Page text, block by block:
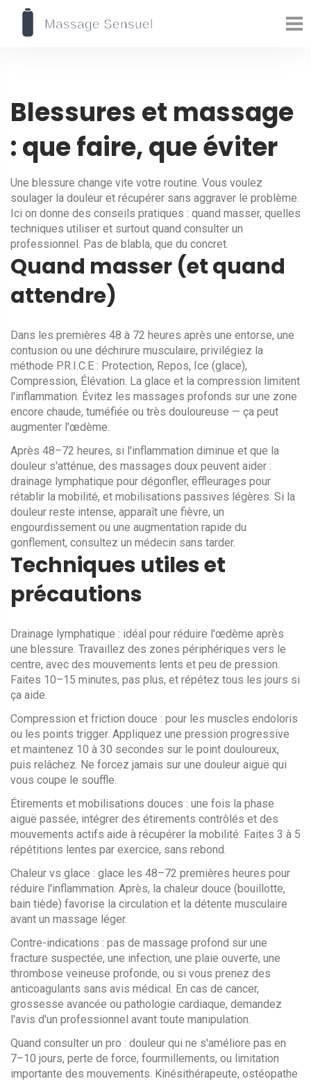
Blessures et massage
: que faire, que éviter
Une blessure change vite votre routine. Vous voulez
soulager la douleur et récupérer sans aggraver le problème.
Ici on donne des conseils pratiques : quand masser, quelles
techniques utiliser et surtout quand consulter un
professionnel. Pas de blabla, que du concret.
Quand masser (et quand
attendre)
Dans les premières 48 à 72 heures après une entorse, une
contusion ou une déchirure musculaire, privilégiez la
méthode P.R.I.C.E : Protection, Repos, Ice (glace),
Compression, Élévation. La glace et la compression limitent
l'inflammation. Évitez les massages profonds sur une zone
encore chaude, tuméfiée ou très douloureuse — ça peut
augmenter l'œdème.
Après 48–72 heures, si l'inflammation diminue et que la
douleur s'atténue, des massages doux peuvent aider :
drainage lymphatique pour dégonfler, effleurages pour
rétablir la mobilité, et mobilisations passives légères. Si la
douleur reste intense, apparaît une fièvre, un
engourdissement ou une augmentation rapide du
gonflement, consultez un médecin sans tarder.
Techniques utiles et
précautions
Drainage lymphatique : idéal pour réduire l'œdème après
une blessure. Travaillez des zones périphériques vers le
centre, avec des mouvements lents et peu de pression.
Faites 10–15 minutes, pas plus, et répétez tous les jours si
ça aide.
Compression et friction douce : pour les muscles endoloris
ou les points trigger. Appliquez une pression progressive
et maintenez 10 à 30 secondes sur le point douloureux,
puis relâchez. Ne forcez jamais sur une douleur aiguë qui
vous coupe le souffle.
Étirements et mobilisations douces : une fois la phase
aiguë passée, intégrer des étirements contrôlés et des
mouvements actifs aide à récupérer la mobilité. Faites 3 à 5
répétitions lentes par exercice, sans rebond.
Chaleur vs glace : glace les 48–72 premières heures pour
réduire l'inflammation. Après, la chaleur douce (bouillotte,
bain tiède) favorise la circulation et la détente musculaire
avant un massage léger.
Contre-indications : pas de massage profond sur une
fracture suspectée, une infection, une plaie ouverte, une
thrombose veineuse profonde, ou si vous prenez des
anticoagulants sans avis médical. En cas de cancer,
grossesse avancée ou pathologie cardiaque, demandez
l'avis d'un professionnel avant toute manipulation.
Quand consulter un pro : douleur qui ne s'améliore pas en
7–10 jours, perte de force, fourmillements, ou limitation
importante des mouvements. Kinésithérapeute, ostéopathe